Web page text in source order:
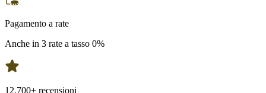
Pagamento a rate
Anche in 3 rate a tasso 0%
12.700+ recensioni